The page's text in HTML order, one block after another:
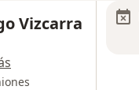
Vizcarra